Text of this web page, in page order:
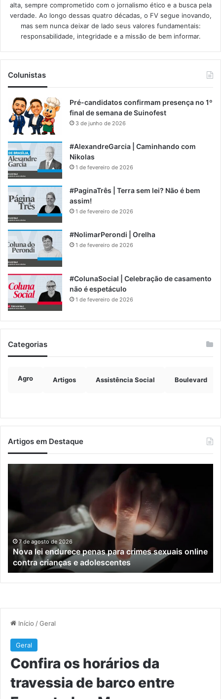
alta, sempre comprometido com o jornalismo ético e a busca pela
verdade. Ao longo dessas quatro décadas, o FV segue inovando,
mas sem nunca deixar de lado seus valores fundamentais:
responsabilidade, integridade e a missão de bem informar.​
Colunistas
Pré-candidatos confirmam presença no 1º
final de semana de Suinofest
3 de junho de 2026
#AlexandreGarcia | Caminhando com
Nikolas
1 de fevereiro de 2026
#PaginaTrês | Terra sem lei? Não é bem
assim!
1 de fevereiro de 2026
#NolimarPerondi | Orelha
1 de fevereiro de 2026
#ColunaSocial | Celebração de casamento
não é espetáculo
1 de fevereiro de 2026
Categorias
Agro Artigos Assistência Social Boulevard
Artigos em Destaque
para
crimes
sexuais
online
contra
crianças
e
adolescentes
7 de agosto de 2026
Nova lei endurece penas para crimes sexuais online
contra crianças e adolescentes